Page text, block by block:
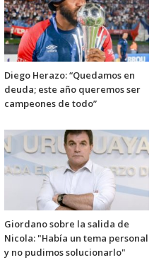
Diego Herazo: “Quedamos en
deuda; este año queremos ser
campeones de todo”
Giordano sobre la salida de
Nicola: "Había un tema personal
y no pudimos solucionarlo"